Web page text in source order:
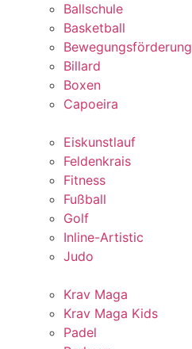
Ballschule
Basketball
Bewegungsförderung
Billard
Boxen
Capoeira
Eiskunstlauf
Feldenkrais
Fitness
Fußball
Golf
Inline-Artistic
Judo
Krav Maga
Krav Maga Kids
Padel